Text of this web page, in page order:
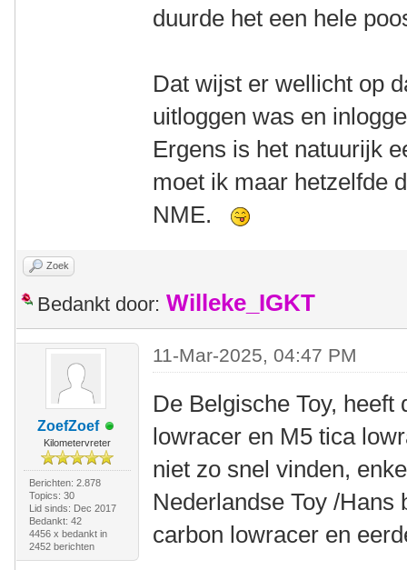
duurde het een hele
Dat wijst er wellicht op
uitloggen was en
Ergens is het natuurijk
moet ik maar hetzelfde
NME.
Zoek
Bedankt door: Willeke_IGKT
ZoefZoef
Kilometervreter
Berichten: 2.878
Topics: 30
Lid sinds: Dec 2017
Bedankt: 42
4456 x bedankt in
2452 berichten
11-Mar-2025, 04:47 PM
De Belgische Toy,
lowracer en M5 tica
niet zo snel vinden,
Nederlandse Toy /Hans
carbon lowracer en